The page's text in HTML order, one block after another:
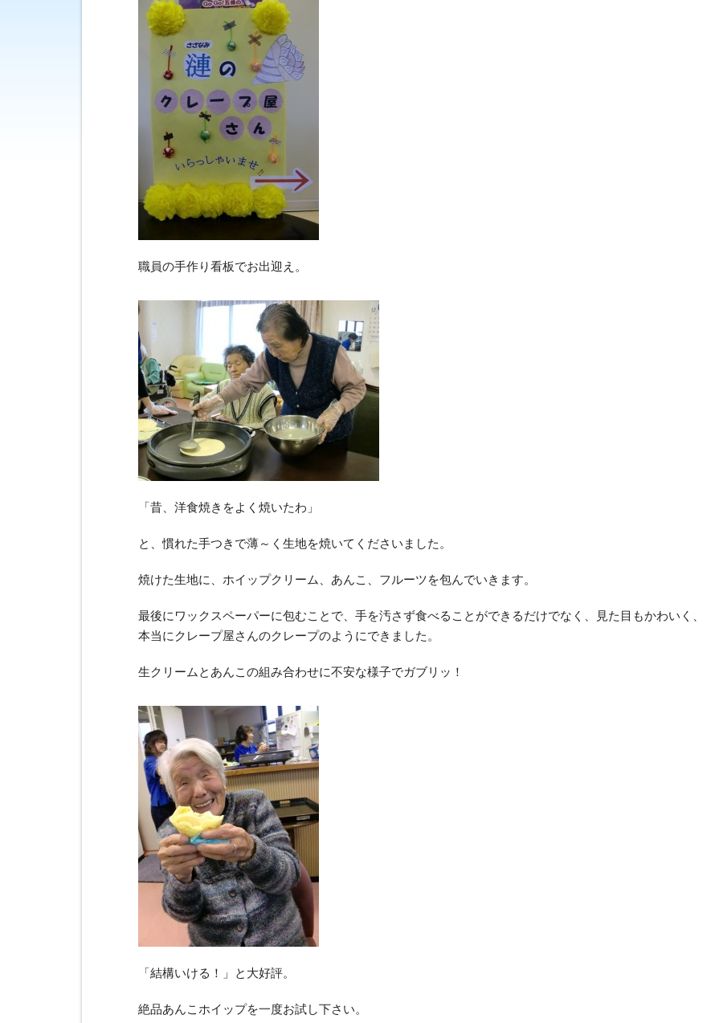
職員の手作り看板でお出迎え。
「昔、洋食焼きをよく焼いたわ」
と、慣れた手つきで薄～く生地を焼いてくださいました。
焼けた生地に、ホイップクリーム、あんこ、フルーツを包んでいきます。
最後にワックスペーパーに包むことで、手を汚さず食べることができるだけでなく、見た目もかわいく、
本当にクレープ屋さんのクレープのようにできました。
生クリームとあんこの組み合わせに不安な様子でガブリッ！
「結構いける！」と大好評。
絶品あんこホイップを一度お試し下さい。